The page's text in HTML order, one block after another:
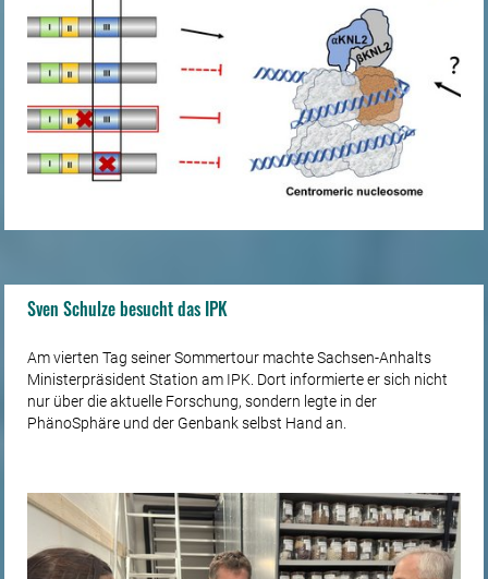
Sven Schulze besucht das IPK
Am vierten Tag seiner Sommertour machte Sachsen-Anhalts
Ministerpräsident Station am IPK. Dort informierte er sich nicht
nur über die aktuelle Forschung, sondern legte in der
PhänoSphäre und der Genbank selbst Hand an.